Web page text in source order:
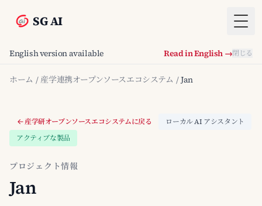
SG AI
English version available Read in English →閉じる
ホーム / 産学連携オープンソースエコシステム / Jan
産学研オープンソースエコシステムに戻る
ローカル AI アシスタント
アクティブな製品
プロジェクト情報
Jan